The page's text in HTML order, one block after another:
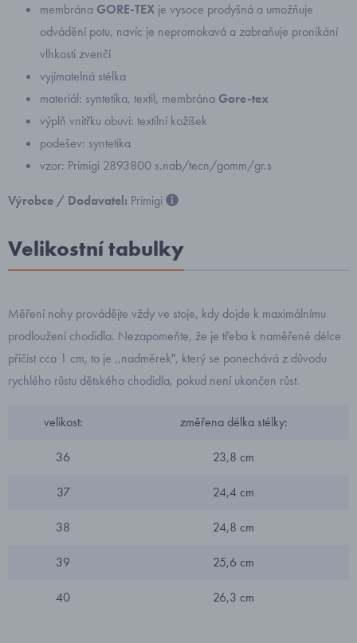
membrána GORE-TEX je vysoce prodyšná a umožňuje
odvádění potu, navíc je nepromokavá a zabraňuje pronikání
vlhkosti zvenčí
vyjímatelná stélka
materiál: syntetika, textil, membrána Gore-tex
výplň vnitřku obuvi: textilní kožíšek
podešev: syntetika
vzor: Primigi 2893800 s.nab/tecn/gomm/gr.s
Výrobce / Dodavatel: Primigi
Velikostní tabulky
Měření nohy provádějte vždy ve stoje, kdy dojde k maximálnímu
prodloužení chodidla. Nezapomeňte, že je třeba k naměřené délce
přičíst cca 1 cm, to je ,,nadměrek", který se ponechává z důvodu
rychlého růstu dětského chodidla, pokud není ukončen růst.
velikost: změřena délka stélky:
36 23,8 cm
37 24,4 cm
38 24,8 cm
39 25,6 cm
40 26,3 cm